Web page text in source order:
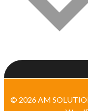
© 2026 AM